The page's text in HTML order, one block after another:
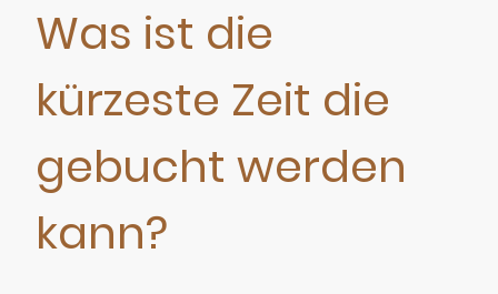
Was ist die
kürzeste Zeit die
gebucht werden
kann?